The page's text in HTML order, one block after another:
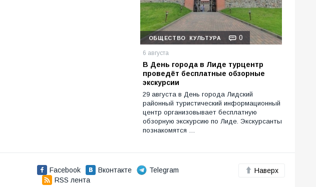
ОБЩЕСТВО КУЛЬТУРА 0
6 августа
В День города в Лиде турцентр
проведёт бесплатные обзорные
экскурсии
29 августа в День города Лидский
районный туристический информационный
центр организовывает бесплатную
обзорную экскурсию по Лиде. Экскурсанты
познакомятся …
Facebook Вконтакте
Telegram
RSS лента
Наверх